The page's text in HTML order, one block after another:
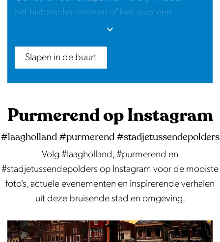
het historische centrum of kies voor een
landelijke accommodatie met prachtig uitzicht
Slapen in de buurt
Purmerend op Instagram
#laagholland #purmerend #stadjetussendepolders
Volg #laagholland, #purmerend en
#stadjetussendepolders op Instagram voor de mooiste
foto's, actuele evenementen en inspirerende verhalen
uit deze bruisende stad en omgeving.